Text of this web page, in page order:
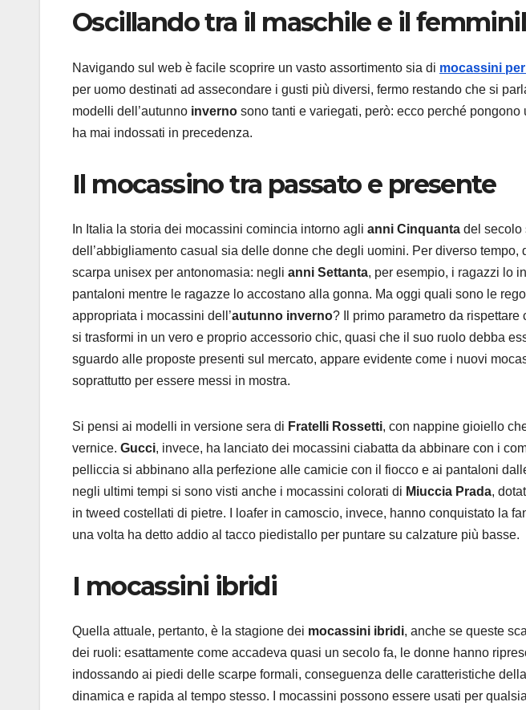
Oscillando tra il maschile e il
Navigando sul web è facile scoprire un vasto assortimento sia di mocassini
per uomo destinati ad assecondare i gusti più diversi, fermo restando che si
modelli dell’autunno inverno sono tanti e variegati, però: ecco perché
ha mai indossati in precedenza.
Il mocassino tra passato e presente
In Italia la storia dei mocassini comincia intorno agli anni Cinquanta del secolo
dell’abbigliamento casual sia delle donne che degli uomini. Per diverso tempo,
scarpa unisex per antonomasia: negli anni Settanta, per esempio, i ragazzi lo
pantaloni mentre le ragazze lo accostano alla gonna. Ma oggi quali sono le
appropriata i mocassini dell’autunno inverno? Il primo parametro da
si trasformi in un vero e proprio accessorio chic, quasi che il suo ruolo debba
sguardo alle proposte presenti sul mercato, appare evidente come i nuovi
soprattutto per essere messi in mostra.
Si pensi ai modelli in versione sera di Fratelli Rossetti, con nappine gioiello
vernice. Gucci, invece, ha lanciato dei mocassini ciabatta da abbinare con i
pelliccia si abbinano alla perfezione alle camicie con il fiocco e ai pantaloni
negli ultimi tempi si sono visti anche i mocassini colorati di Miuccia Prada,
in tweed costellati di pietre. I loafer in camoscio, invece, hanno conquistato la
una volta ha detto addio al tacco piedistallo per puntare su calzature più basse.
I mocassini ibridi
Quella attuale, pertanto, è la stagione dei mocassini ibridi, anche se queste
dei ruoli: esattamente come accadeva quasi un secolo fa, le donne hanno
indossando ai piedi delle scarpe formali, conseguenza delle caratteristiche
dinamica e rapida al tempo stesso. I mocassini possono essere usati per